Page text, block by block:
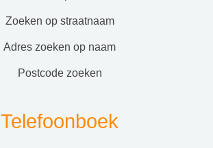
zoeken op straatnaam
adres zoeken op naam
postcode zoeken
Telefoonboek